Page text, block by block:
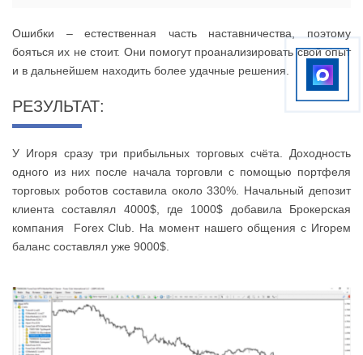
Ошибки – естественная часть наставничества, поэтому
бояться их не стоит. Они помогут проанализировать свой опыт
и в дальнейшем находить более удачные решения.
РЕЗУЛЬТАТ:
У Игоря сразу три прибыльных торговых счёта. Доходность
одного из них после начала торговли с помощью портфеля
торговых роботов составила около 330%. Начальный депозит
клиента составлял 4000$, где 1000$ добавила Брокерская
компания Forex Club. На момент нашего общения с Игорем
баланс составлял уже 9000$.